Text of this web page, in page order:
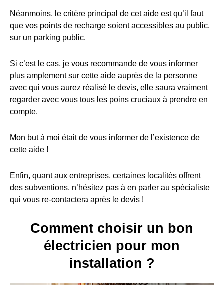
Néanmoins, le critère principal de cet aide est qu’il faut
que vos points de recharge soient accessibles au public,
sur un parking public.
Si c’est le cas, je vous recommande de vous informer
plus amplement sur cette aide auprès de la personne
avec qui vous aurez réalisé le devis, elle saura vraiment
regarder avec vous tous les poins cruciaux à prendre en
compte.
Mon but à moi était de vous informer de l’existence de
cette aide !
Enfin, quant aux entreprises, certaines localités offrent
des subventions, n’hésitez pas à en parler au spécialiste
qui vous re-contactera après le devis !
Comment choisir un bon
électricien pour mon
installation ?